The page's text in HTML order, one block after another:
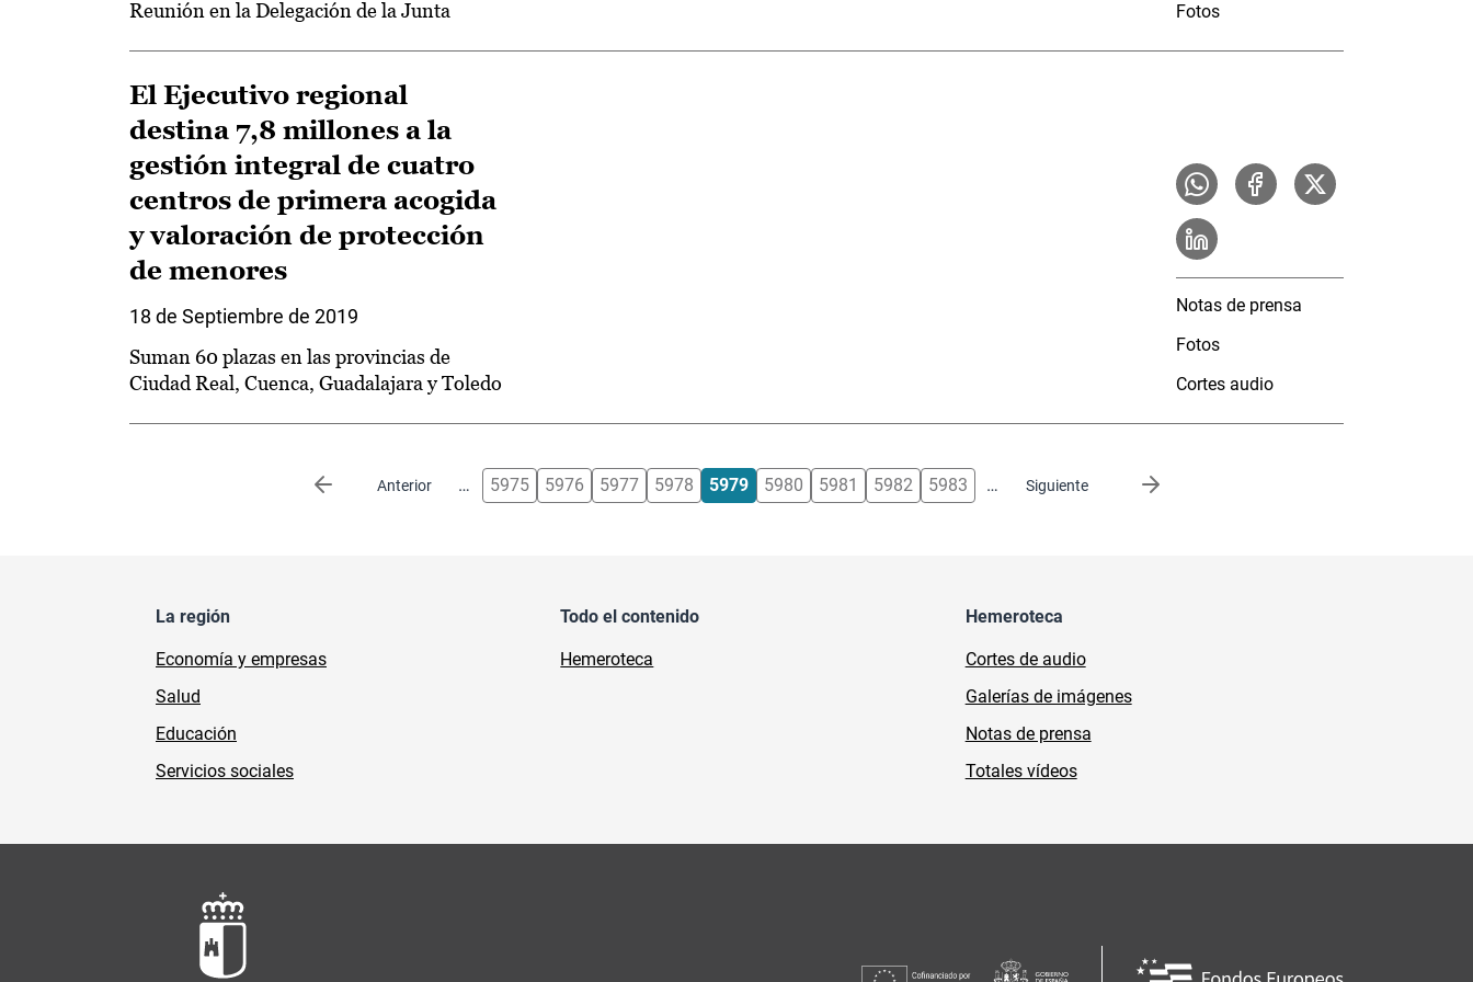
Reunión en la Delegación de la Junta Fotos
El Ejecutivo regional
destina 7,8 millones a la
gestión integral de cuatro
centros de primera acogida
y valoración de protección
de menores
18 de Septiembre de 2019
Suman 60 plazas en las provincias de
Ciudad Real, Cuenca, Guadalajara y Toledo
Notas de prensa
Fotos
Cortes audio
Anterior
Página anterior … 5975 5976 5977 5978 5979 5980 5981 5982 5983 … Siguiente
Siguiente página
La región
Economía y empresas
Salud
Educación
Servicios sociales
Todo el contenido
Hemeroteca
Hemeroteca
Cortes de audio
Galerías de imágenes
Notas de prensa
Totales vídeos